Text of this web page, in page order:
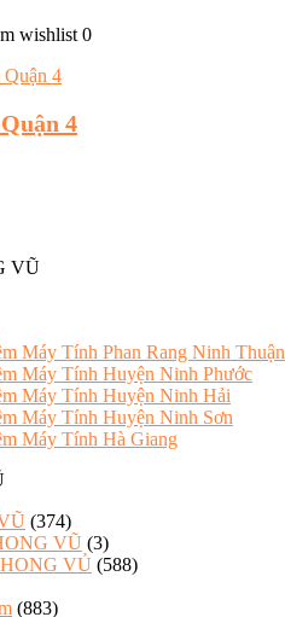
wishlist 0
4
VŨ
Máy Tính Phan Rang Ninh Thuận
Máy Tính Huyện Ninh Phước
Máy Tính Huyện Ninh Hải
Máy Tính Huyện Ninh Sơn
Máy Tính Hà Giang
(374)
VŨ (3)
VỦ (588)
(883)